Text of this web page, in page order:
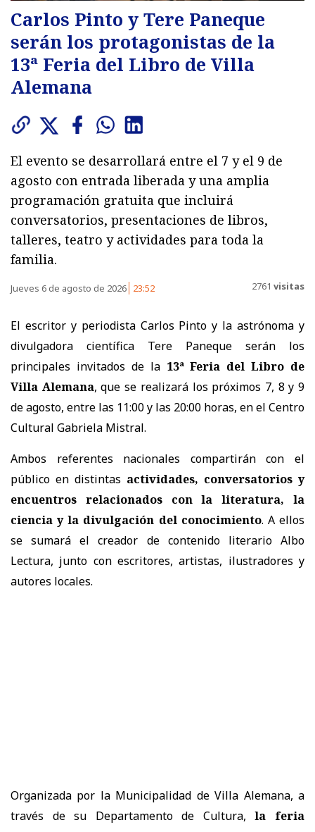
Carlos Pinto y Tere Paneque
serán los protagonistas de la
13ª Feria del Libro de Villa
Alemana
El evento se desarrollará entre el 7 y el 9 de
agosto con entrada liberada y una amplia
programación gratuita que incluirá
conversatorios, presentaciones de libros,
talleres, teatro y actividades para toda la
familia.
Jueves 6 de agosto de 2026 23:52 2761 visitas
El escritor y periodista Carlos Pinto y la astrónoma y
divulgadora científica Tere Paneque serán los
principales invitados de la 13ª Feria del Libro de
Villa Alemana, que se realizará los próximos 7, 8 y 9
de agosto, entre las 11:00 y las 20:00 horas, en el Centro
Cultural Gabriela Mistral.
Ambos referentes nacionales compartirán con el
público en distintas actividades, conversatorios y
encuentros relacionados con la literatura, la
ciencia y la divulgación del conocimiento. A ellos
se sumará el creador de contenido literario Albo
Lectura, junto con escritores, artistas, ilustradores y
autores locales.
Organizada por la Municipalidad de Villa Alemana, a
través de su Departamento de Cultura,
la feria